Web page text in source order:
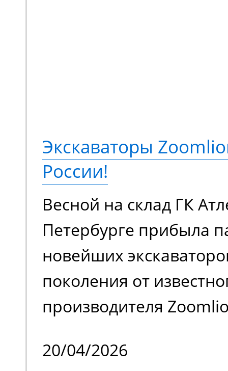
метров. Оснащается
аккумуляторной
в плане шумовой
загрязняет воздух
выхлопами.
для работы внутри и
помещения.
Экскаваторы
России!
Весной на склад ГК
Петербурге прибыла
новейших
поколения от
производителя
спецтехники. Речь
20/04/2026